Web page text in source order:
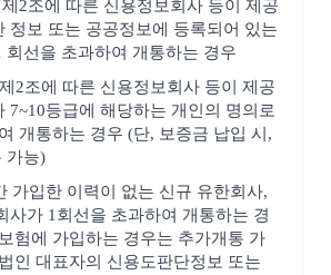
2조에 따른 신용정보회사 등이 제공
정보 또는 공공정보에 등록되어 있는
회선을 초과하여 개통하는 경우
2조에 따른 신용정보회사 등이 제공
7~10등급에 해당하는 개인의 명의로
개통하는 경우 (단, 보증금 납입 시,
가능)
가입한 이력이 없는 신규 유한회사,
사가 1회선을 초과하여 개통하는 경
험에 가입하는 경우는 추가개통 가
인 대표자의 신용도판단정보 또는